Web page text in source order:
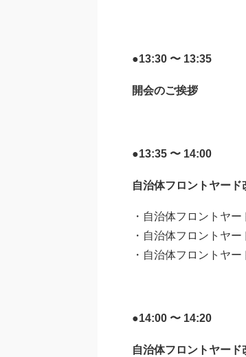
●13:30 〜 13:35
開会のご挨拶
●13:35 〜 14:00
自治体フロントヤード
・自治体フロントヤ
・自治体フロントヤ
・自治体フロントヤ
●14:00 〜 14:20
自治体フロントヤード